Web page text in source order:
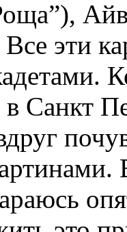
эти
Санкт